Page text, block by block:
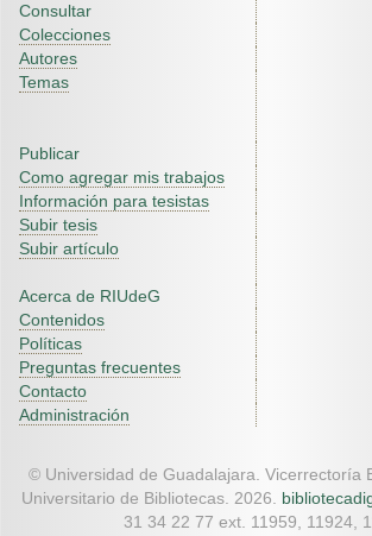
Consultar
Colecciones
Autores
Temas
Publicar
Como agregar mis trabajos
Información para tesistas
Subir tesis
Subir artículo
Acerca de RIUdeG
Contenidos
Políticas
Preguntas frecuentes
Contacto
Administración
© Universidad de Guadalajara. Vicerrectoría
Universitario de Bibliotecas. 2026.
31 34 22 77 ext. 11959, 11924,